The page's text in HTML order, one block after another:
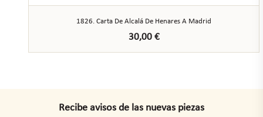
1826. Carta De Alcalá De Henares A Madrid
30,00 €
Recibe avisos de las nuevas piezas